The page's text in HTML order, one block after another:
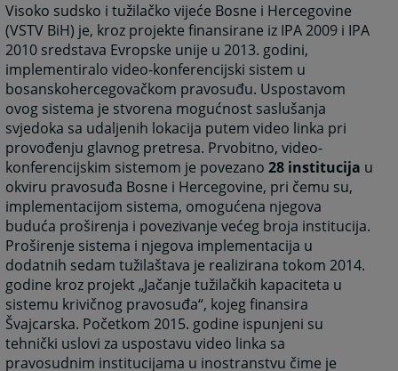
Visoko sudsko i tužilačko vijeće Bosne i Hercegovine
(VSTV BiH) je, kroz projekte finansirane iz IPA 2009 i IPA
2010 sredstava Evropske unije u 2013. godini,
implementiralo video-konferencijski sistem u
bosanskohercegovačkom pravosuđu. Uspostavom
ovog sistema je stvorena mogućnost saslušanja
svjedoka sa udaljenih lokacija putem video linka pri
provođenju glavnog pretresa. Prvobitno, video-
konferencijskim sistemom je povezano28 institucija u
okviru pravosuđa Bosne i Hercegovine, pri čemu su,
implementacijom sistema, omogućena njegova
buduća proširenja i povezivanje većeg broja institucija.
Proširenje sistema i njegova implementacija u
dodatnih sedam tužilaštava je realizirana tokom 2014.
godine kroz projekt „Jačanje tužilačkih kapaciteta u
sistemu krivičnog pravosuđa“, kojeg finansira
Švajcarska. Početkom 2015. godine ispunjeni su
tehnički uslovi za uspostavu video linka sa
pravosudnim institucijama u inostranstvu čime je